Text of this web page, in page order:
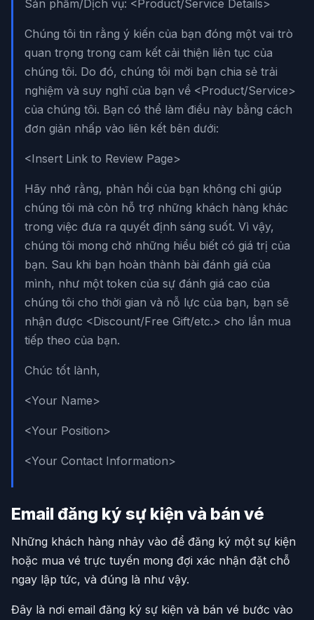
Sản phẩm/Dịch vụ: <Product/Service Details>
Chúng tôi tin rằng ý kiến của bạn đóng một vai trò
quan trọng trong cam kết cải thiện liên tục của
chúng tôi. Do đó, chúng tôi mời bạn chia sẻ trải
nghiệm và suy nghĩ của bạn về <Product/Service>
của chúng tôi. Bạn có thể làm điều này bằng cách
đơn giản nhấp vào liên kết bên dưới:
<Insert Link to Review Page>
Hãy nhớ rằng, phản hồi của bạn không chỉ giúp
chúng tôi mà còn hỗ trợ những khách hàng khác
trong việc đưa ra quyết định sáng suốt. Vì vậy,
chúng tôi mong chờ những hiểu biết có giá trị của
bạn. Sau khi bạn hoàn thành bài đánh giá của
mình, như một token của sự đánh giá cao của
chúng tôi cho thời gian và nỗ lực của bạn, bạn sẽ
nhận được <Discount/Free Gift/etc.> cho lần mua
tiếp theo của bạn.
Chúc tốt lành,
<Your Name>
<Your Position>
<Your Contact Information>
Email đăng ký sự kiện và bán vé
Những khách hàng nhảy vào để đăng ký một sự kiện
hoặc mua vé trực tuyến mong đợi xác nhận đặt chỗ
ngay lập tức, và đúng là như vậy.
Đây là nơi email đăng ký sự kiện và bán vé bước vào